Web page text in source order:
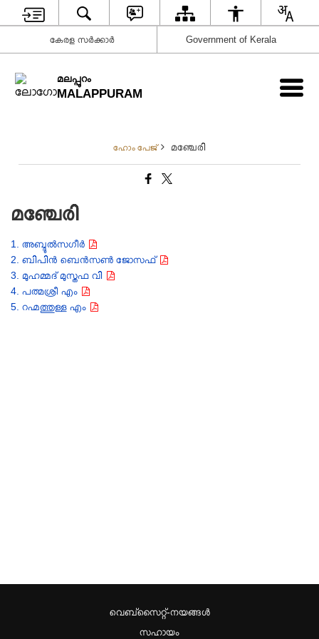
കേരള സര്‍ക്കാര്‍ Government of Kerala
മലപ്പുറം
MALAPPURAM
ഹോം പേജ് മഞ്ചേരി
മഞ്ചേരി
1. അബ്ദുൽസഗീർ
2. ബിപിൻ ബെൻസൺ ജോസഫ്
3. മുഹമ്മദ് മുസ്തഫ വി
4. പത്മശ്രീ എം
5. റഹ്മത്തുള്ള എം
വെബ്സൈറ്റ്-നയങ്ങള്‍
സഹായം